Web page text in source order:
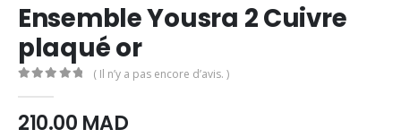
Ensemble Yousra 2 Cuivre
plaqué or
( Il n’y a pas encore d’avis. )
210.00 MAD